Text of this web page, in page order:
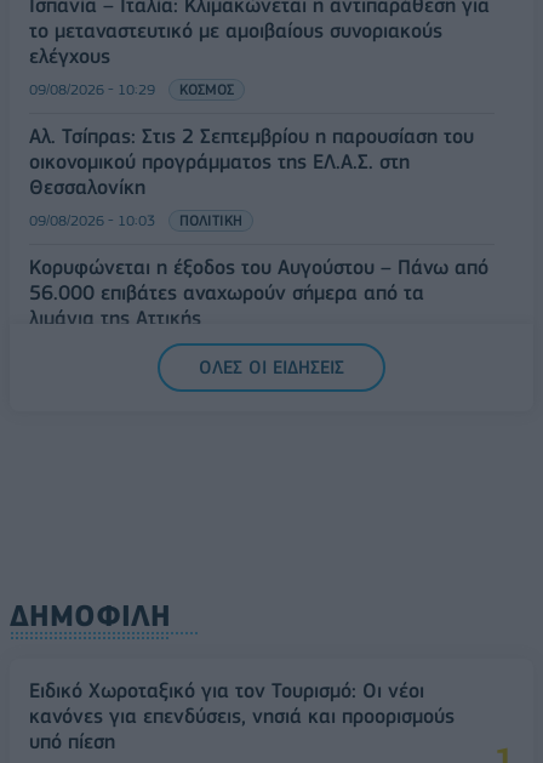
το μεταναστευτικό με αμοιβαίους συνοριακούς
ελέγχους
09/08/2026 - 10:29 ΚΟΣΜΟΣ
Αλ. Τσίπρας: Στις 2 Σεπτεμβρίου η παρουσίαση του
οικονομικού προγράμματος της ΕΛ.Α.Σ. στη
Θεσσαλονίκη
09/08/2026 - 10:03 ΠΟΛΙΤΙΚΗ
Κορυφώνεται η έξοδος του Αυγούστου – Πάνω από
56.000 επιβάτες αναχωρούν σήμερα από τα
λιμάνια της Αττικής
ΕΛΛΑΔΑ
Δυτική Αττική: Η επόμενη ημέρα μετά τις πυρκαγιές
ΟΛΕΣ ΟΙ ΕΙΔΗΣΕΙΣ
ΔΗΜΟΦΙΛΗ
Ειδικό Χωροταξικό για τον Τουρισμό: Οι νέοι
κανόνες για επενδύσεις, νησιά και προορισμούς
υπό πίεση